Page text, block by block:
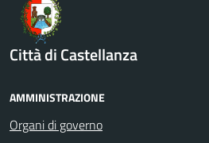
Città di Castellanza
AMMINISTRAZIONE
Organi di governo